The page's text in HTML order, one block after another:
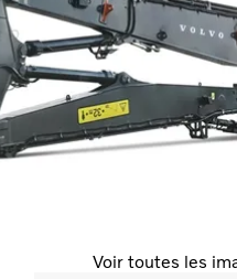
Voir toutes les